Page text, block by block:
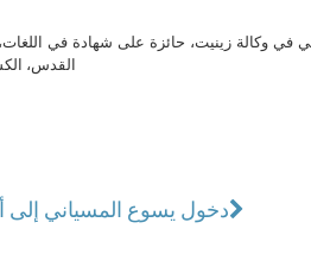
وكالة زينيت، حائزة على شهادة في
القدس،
دخول يسوع المسياني إلى